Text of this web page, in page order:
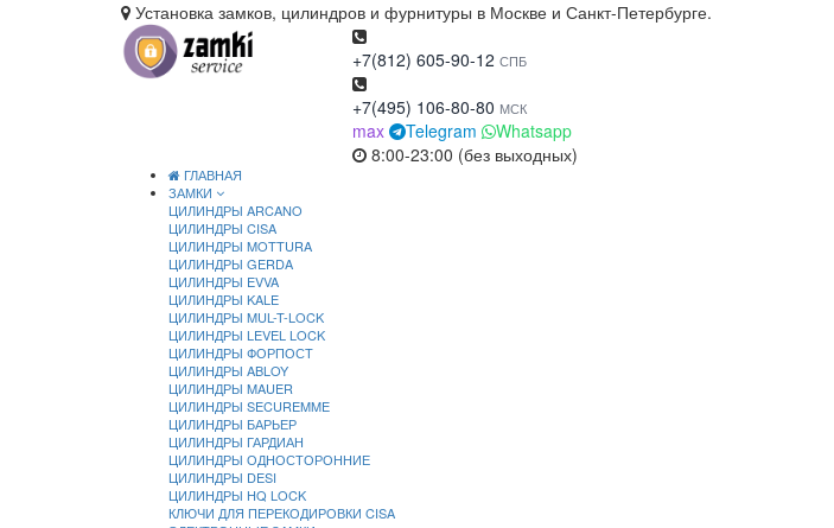
Установка замков, цилиндров и фурнитуры в Москве и Санкт-Петербурге.
+7(812) 605-90-12 СПБ
+7(495) 106-80-80 МСК
max Telegram
Whatsapp
8:00-23:00 (без выходных)
ГЛАВНАЯ
ЗАМКИ
ЦИЛИНДРЫ ARCANO
ЦИЛИНДРЫ CISA
ЦИЛИНДРЫ MOTTURA
ЦИЛИНДРЫ GERDA
ЦИЛИНДРЫ EVVA
ЦИЛИНДРЫ KALE
ЦИЛИНДРЫ MUL-T-LOCK
ЦИЛИНДРЫ LEVEL LOCK
ЦИЛИНДРЫ ФОРПОСТ
ЦИЛИНДРЫ ABLOY
ЦИЛИНДРЫ MAUER
ЦИЛИНДРЫ SECUREMME
ЦИЛИНДРЫ БАРЬЕР
ЦИЛИНДРЫ ГАРДИАН
ЦИЛИНДРЫ ОДНОСТОРОННИЕ
ЦИЛИНДРЫ DESI
ЦИЛИНДРЫ HQ LOCK
КЛЮЧИ ДЛЯ ПЕРЕКОДИРОВКИ CISA